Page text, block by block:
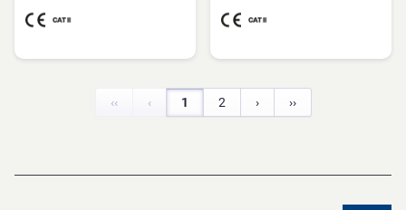
‹‹ ‹ 1 2 › ››